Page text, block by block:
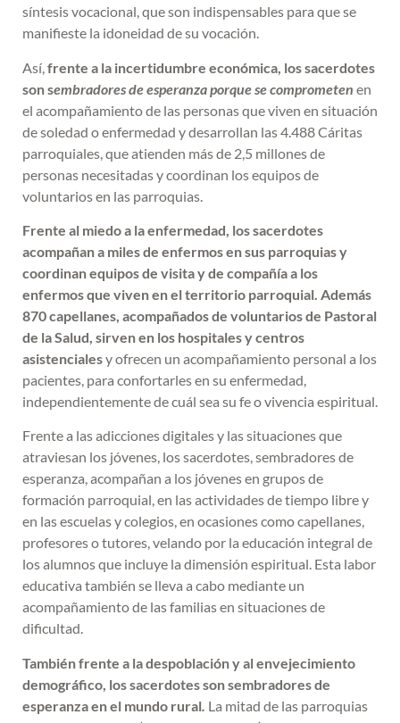
síntesis vocacional, que son indispensables para que se
manifieste la idoneidad de su vocación.
Así, frente a la incertidumbre económica, los sacerdotes
son sembradores de esperanza porque se comprometen en
el acompañamiento de las personas que viven en situación
de soledad o enfermedad y desarrollan las 4.488 Cáritas
parroquiales, que atienden más de 2,5 millones de
personas necesitadas y coordinan los equipos de
voluntarios en las parroquias.
Frente al miedo a la enfermedad, los sacerdotes
acompañan a miles de enfermos en sus parroquias y
coordinan equipos de visita y de compañía a los
enfermos que viven en el territorio parroquial. Además
870 capellanes, acompañados de voluntarios de Pastoral
de la Salud, sirven en los hospitales y centros
asistencialesy ofrecen un acompañamiento personal a los
pacientes, para confortarles en su enfermedad,
independientemente de cuál sea su fe o vivencia espiritual.
Frente a las adicciones digitales y las situaciones que
atraviesan los jóvenes, los sacerdotes, sembradores de
esperanza, acompañan a los jóvenes en grupos de
formación parroquial, en las actividades de tiempo libre y
en las escuelas y colegios, en ocasiones como capellanes,
profesores o tutores, velando por la educación integral de
los alumnos que incluye la dimensión espiritual. Esta labor
educativa también se lleva a cabo mediante un
acompañamiento de las familias en situaciones de
dificultad.
También frente a la despoblación y al envejecimiento
demográfico, los sacerdotes son sembradores de
esperanza en el mundo rural. La mitad de las parroquias